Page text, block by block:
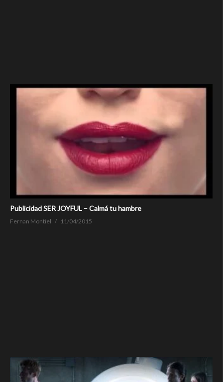
Publicidad SER JOYFUL – Calmá tu hambre
Fernan Montiel 11/04/2015